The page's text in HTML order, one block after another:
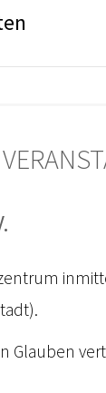
Glauben